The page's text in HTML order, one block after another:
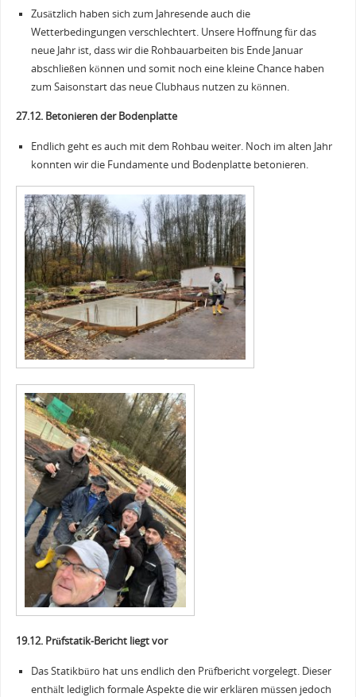
Zusätzlich haben sich zum Jahresende auch die
Wetterbedingungen verschlechtert. Unsere Hoffnung für das
neue Jahr ist, dass wir die Rohbauarbeiten bis Ende Januar
abschließen können und somit noch eine kleine Chance haben
zum Saisonstart das neue Clubhaus nutzen zu können.
27.12. Betonieren der Bodenplatte
Endlich geht es auch mit dem Rohbau weiter. Noch im alten Jahr
konnten wir die Fundamente und Bodenplatte betonieren.
19.12. Prüfstatik-Bericht liegt vor
Das Statikbüro hat uns endlich den Prüfbericht vorgelegt. Dieser
enthält lediglich formale Aspekte die wir erklären müssen jedoch